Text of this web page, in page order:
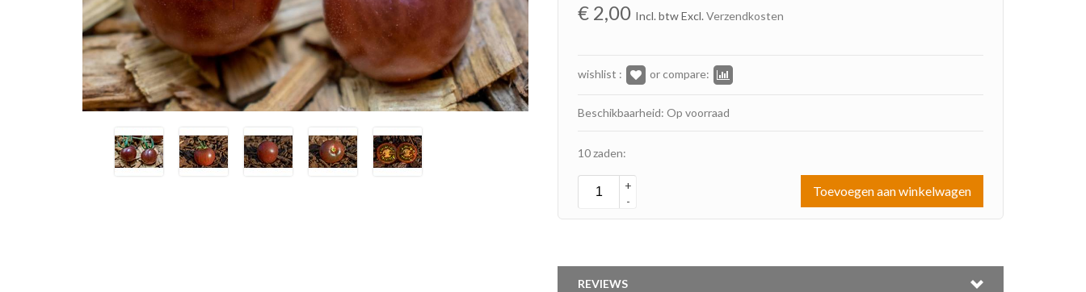
€ 2,00 Incl. btw Excl. Verzendkosten
wishlist : or compare:
Beschikbaarheid: Op voorraad
10 zaden:
+
-
Toevoegen aan winkelwagen
REVIEWS